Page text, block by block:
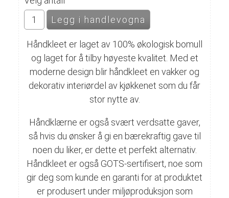
Håndkleet er laget av 100% økologisk bomull
og laget for å tilby høyeste kvalitet. Med et
moderne design blir håndkleet en vakker og
dekorativ interiørdel av kjøkkenet som du får
stor nytte av.
Håndklærne er også svært verdsatte gaver,
så hvis du ønsker å gi en bærekraftig gave til
noen du liker, er dette et perfekt alternativ.
Håndkleet er også GOTS-sertifisert, noe som
gir deg som kunde en garanti for at produktet
er produsert under miljøproduksjon som